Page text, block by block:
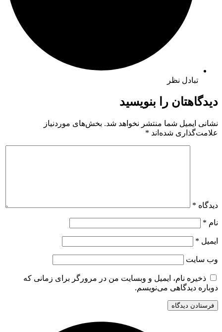
تبادل نظر
دیدگاهتان را بنویسید
نشانی ایمیل شما منتشر نخواهد شد. بخش‌های موردنیاز
علامت‌گذاری شده‌اند *
دیدگاه *
نام *
ایمیل *
وب‌ سایت
ذخیره نام، ایمیل و وبسایت من در مرورگر برای زمانی که
دوباره دیدگاهی می‌نویسم.